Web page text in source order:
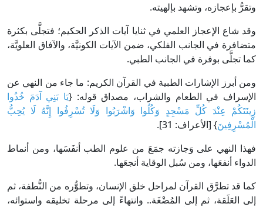
وتقرُّ بإعجازه، وتشهد بإلهيته.
وقد شاع الإعجاز العلمي في ثنايا آيات الذكر الحكيم؛ فتجلَّى بكثرة
متضافرة في الجانب الفلكي، ضمن الآيات الكونيَّة، والآفاق العلويَّة،
كما تجلَّى بوفرة في الجانب الطبي.
ومن أبرز الإشارات الطبية في القرآن الكريم: ما جاء من النهي عن
الإسراف في الطعام والشراب، مصداق قوله: {يَا بَنِي آدَمَ خُذُوا
زِينَتَكُمْ عِنْدَ كُلِّ مَسْجِدٍ وَكُلُوا وَاشْرَبُوا وَلَا تُسْرِفُوا إِنَّهُ لَا يُحِبُّ
الْمُسْرِفِينَ} [الأعراف: 31].
فهذا النهي على وَجازته جمَعَ من علوم الطب أنفَسَها، ومن أنماط
الدواء أنفعَها، ومن سُبل الوقاية أنجعَها.
كما قد تطرَّق القرآن لمراحل خلق الإنسان، وتطوُّره من النُّطفة، ثم
إلى العَلَقة، ثم إلى المُضْغَة.. وانتهاءً إلى مرحلة تخليقه واستوائه،